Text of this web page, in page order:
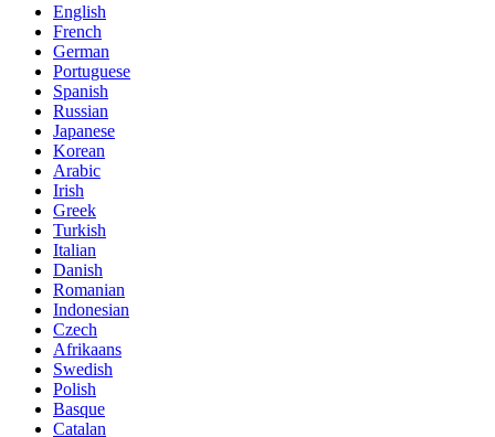
English
French
German
Portuguese
Spanish
Russian
Japanese
Korean
Arabic
Irish
Greek
Turkish
Italian
Danish
Romanian
Indonesian
Czech
Afrikaans
Swedish
Polish
Basque
Catalan